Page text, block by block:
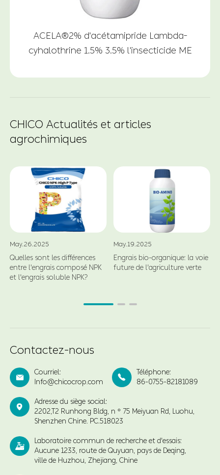
ACELA®2% d'acétamipride Lambda-
cyhalothrine 1.5% 3.5% l'insecticide ME
CHICO Actualités et articles
agrochimiques
May.26.2025
Quelles sont les différences
entre l'engrais composé NPK
et l'engrais soluble NPK?
May.19.2025
Engrais bio-organique: la voie
future de l'agriculture verte
Contactez-nous

Courriel:
Info@chicocrop.com

Téléphone:
86-0755-82181089

Adresse du siège social:
2202,T2 Runhong Bldg, n ° 75 Meiyuan Rd, Luohu,
Shenzhen Chine. PC.518023

Laboratoire commun de recherche et d'essais:
Aucune 1233, route de Quyuan, pays de Deqing,
ville de Huzhou, Zhejiang, Chine